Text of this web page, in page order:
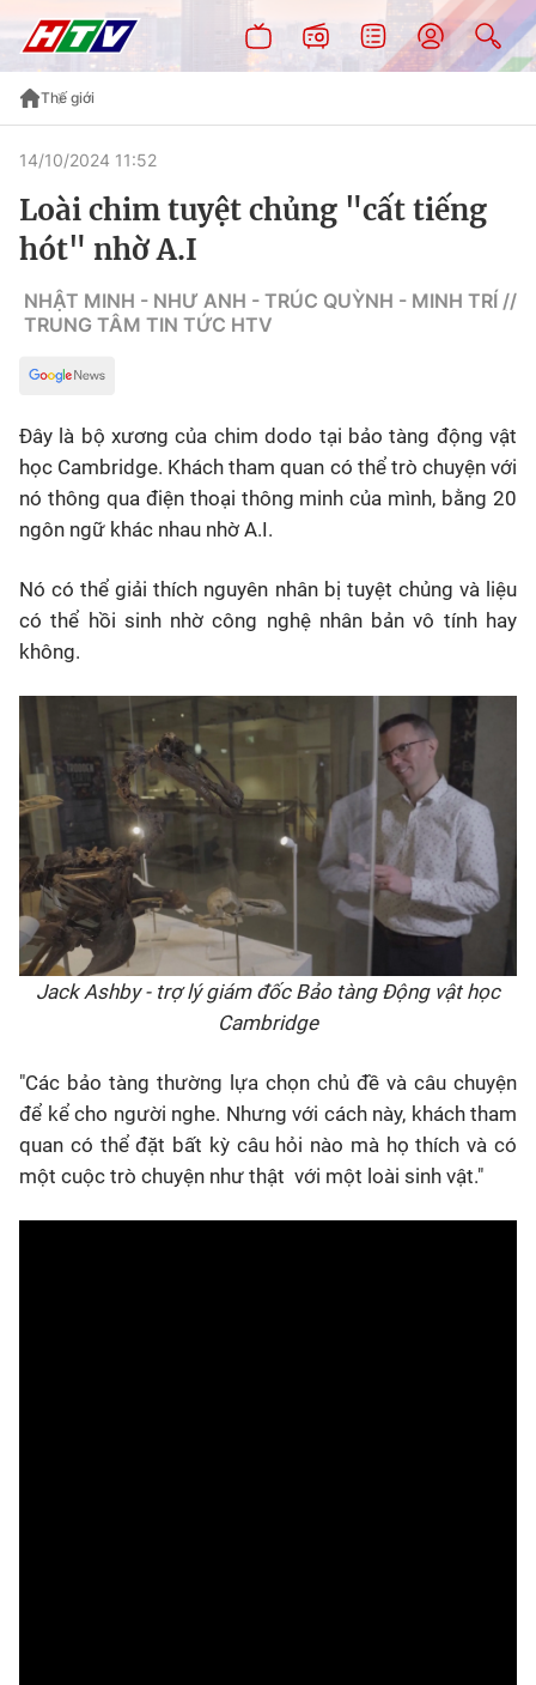
Thế giới
14/10/2024 11:52
Loài chim tuyệt chủng "cất tiếng
hót" nhờ A.I
NHẬT MINH - NHƯ ANH - TRÚC QUỲNH - MINH TRÍ //
TRUNG TÂM TIN TỨC HTV
Đây là bộ xương của chim dodo tại bảo tàng động vật
học Cambridge. Khách tham quan có thể trò chuyện với
nó thông qua điện thoại thông minh của mình, bằng 20
ngôn ngữ khác nhau nhờ A.I.
Nó có thể giải thích nguyên nhân bị tuyệt chủng và liệu
có thể hồi sinh nhờ công nghệ nhân bản vô tính hay
không.
Jack Ashby - trợ lý giám đốc Bảo tàng Động vật học
Cambridge
"Các bảo tàng thường lựa chọn chủ đề và câu chuyện
để kể cho người nghe. Nhưng với cách này, khách tham
quan có thể đặt bất kỳ câu hỏi nào mà họ thích và có
một cuộc trò chuyện như thật với một loài sinh vật."